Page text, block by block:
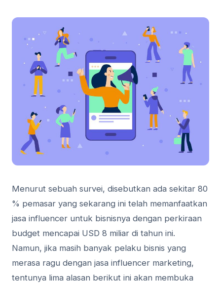
Menurut sebuah survei, disebutkan ada sekitar 80
% pemasar yang sekarang ini telah memanfaatkan
jasa influencer untuk bisnisnya dengan perkiraan
budget mencapai USD 8 miliar di tahun ini.
Namun, jika masih banyak pelaku bisnis yang
merasa ragu dengan jasa influencer marketing,
tentunya lima alasan berikut ini akan membuka